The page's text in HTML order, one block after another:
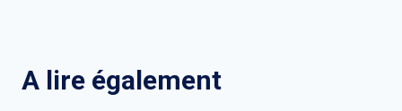
A lire également